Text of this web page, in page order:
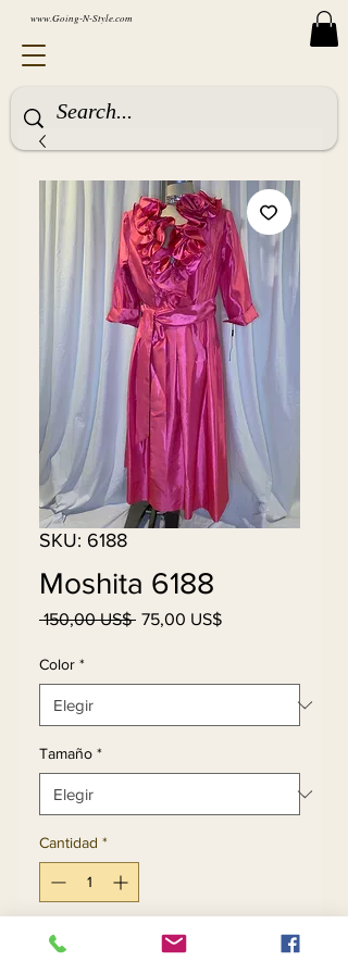
www.Going-N-Style.com
SKU: 6188
Moshita 6188
150,00 US$ Precio
75,00 US$Precio
Color *
Tamaño *
Cantidad *
Agregar al carrito